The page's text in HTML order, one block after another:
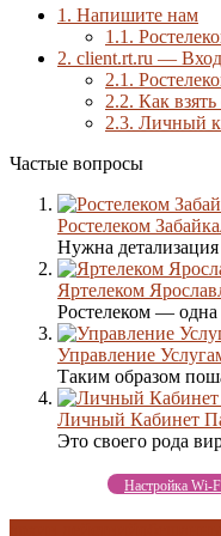
1. Напишите нам
1.1.
2. client.rt.ru —
2.1.
2.2. Как
2.3. Личный
Частые вопросы
Ростелеком
Нужна детализация
Яртелеком
Ростелеком — одна
Управление
Таким образом
Личный Кабинет
Это своего рода
Настройка Wi-